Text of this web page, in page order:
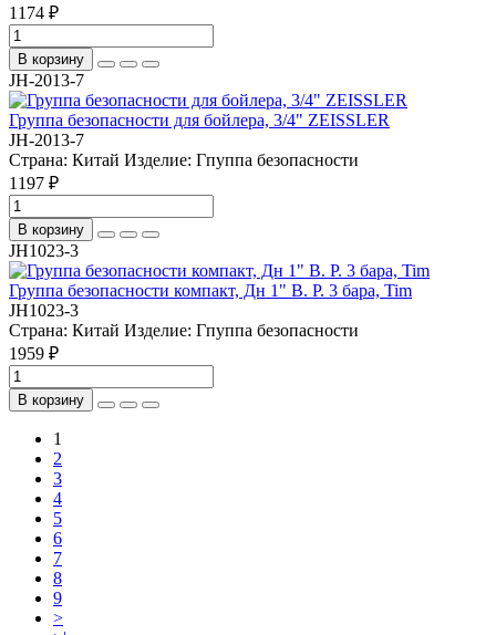
1174 ₽
В корзину
JH-2013-7
Группа безопасности для бойлера, 3/4" ZEISSLER
JH-2013-7
Страна: Китай Изделие: Гпуппа безопасности
1197 ₽
В корзину
JH1023-3
Группа безопасности компакт, Дн 1" В. Р. 3 бара, Tim
JH1023-3
Страна: Китай Изделие: Гпуппа безопасности
1959 ₽
В корзину
1
2
3
4
5
6
7
8
9
>